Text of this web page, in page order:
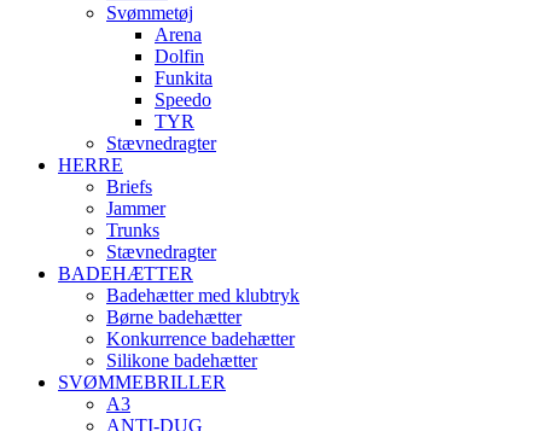
Svømmetøj
Arena
Dolfin
Funkita
Speedo
TYR
Stævnedragter
HERRE
Briefs
Jammer
Trunks
Stævnedragter
BADEHÆTTER
Badehætter med klubtryk
Børne badehætter
Konkurrence badehætter
Silikone badehætter
SVØMMEBRILLER
A3
ANTI-DUG